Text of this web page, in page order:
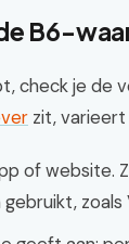
B6-
check je de
zit,
of website.
zoals